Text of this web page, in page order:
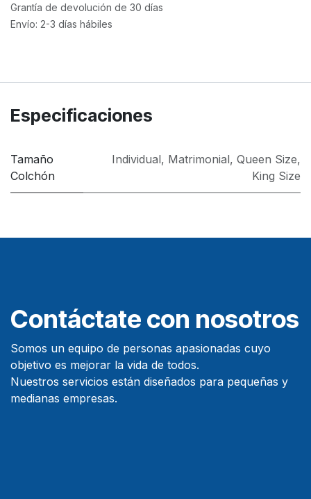
Grantía de devolución de 30 días
Envío: 2-3 días hábiles
Especificaciones
Tamaño
Colchón
Individual, Matrimonial, Queen Size,
King Size
Contáctate con nosotros
Somos un equipo de personas apasionadas cuyo
objetivo es mejorar la vida de todos.
Nuestros servicios están diseñados para pequeñas y
medianas empresas.